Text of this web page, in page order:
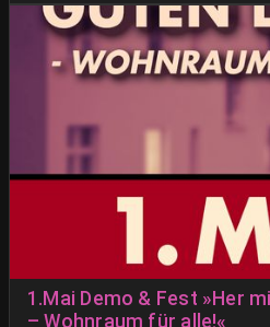
1.Mai Demo & Fest »Her
– Wohnraum für alle!«